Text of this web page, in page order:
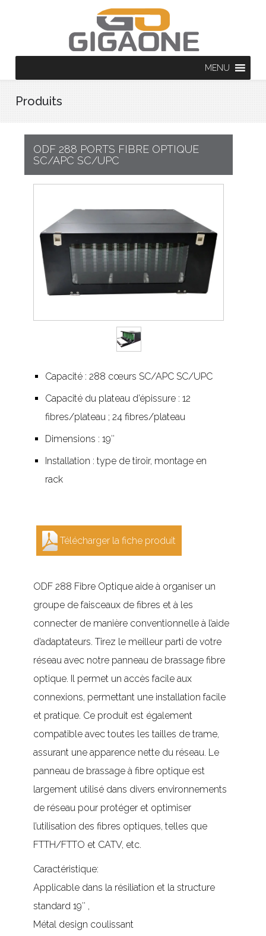
MENU
Produits
ODF 288 PORTS FIBRE OPTIQUE
SC/APC SC/UPC
Capacité : 288 cœurs SC/APC SC/UPC
Capacité du plateau d’épissure : 12
fibres/plateau ; 24 fibres/plateau
Dimensions : 19″
Installation : type de tiroir, montage en
rack
Télécharger la fiche produit
ODF 288 Fibre Optique aide à organiser un
groupe de faisceaux de fibres et à les
connecter de manière conventionnelle à l’aide
d’adaptateurs. Tirez le meilleur parti de votre
réseau avec notre panneau de brassage fibre
optique. Il permet un accès facile aux
connexions, permettant une installation facile
et pratique. Ce produit est également
compatible avec toutes les tailles de trame,
assurant une apparence nette du réseau. Le
panneau de brassage à fibre optique est
largement utilisé dans divers environnements
de réseau pour protéger et optimiser
l’utilisation des fibres optiques, telles que
FTTH/FTTO et CATV, etc.
Caractéristique:
Applicable dans la résiliation et la structure
standard 19″ ,
Métal design coulissant